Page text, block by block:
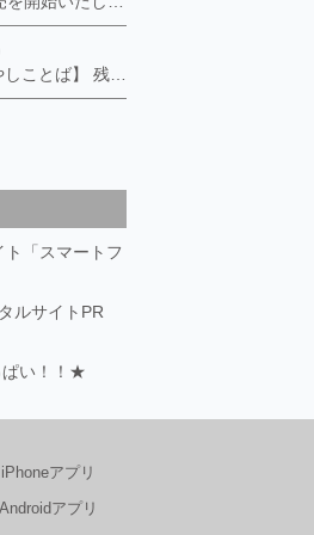
ト「スマートフ
ルサイトPR
ぱい！！★
iPhoneアプリ
Androidアプリ